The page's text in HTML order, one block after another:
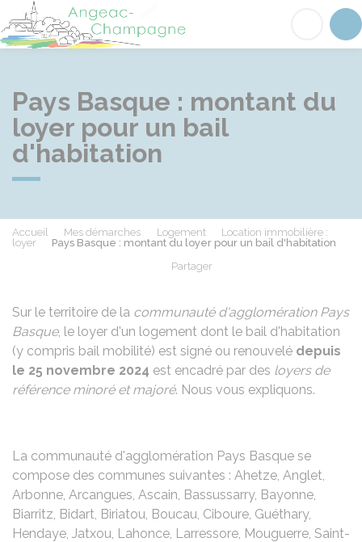
Angeac-Champagne
Pays Basque : montant du
loyer pour un bail
d'habitation
Accueil Mes démarches Logement
Location immobilière :
loyer
Pays Basque : montant du loyer pour un bail d'habitation
Partager
Sur le territoire de la communauté d'agglomération Pays
Basque, le loyer d'un logement dont le bail d'habitation
(y compris bail mobilité) est signé ou renouvelé depuis
le 25 novembre 2024 est encadré par des loyers de
référence minoré et majoré. Nous vous expliquons.
La communauté d'agglomération Pays Basque se
compose des communes suivantes : Ahetze, Anglet,
Arbonne, Arcangues, Ascain, Bassussarry, Bayonne,
Biarritz, Bidart, Biriatou, Boucau, Ciboure, Guéthary,
Hendaye, Jatxou, Lahonce, Larressore, Mouguerre, Saint-